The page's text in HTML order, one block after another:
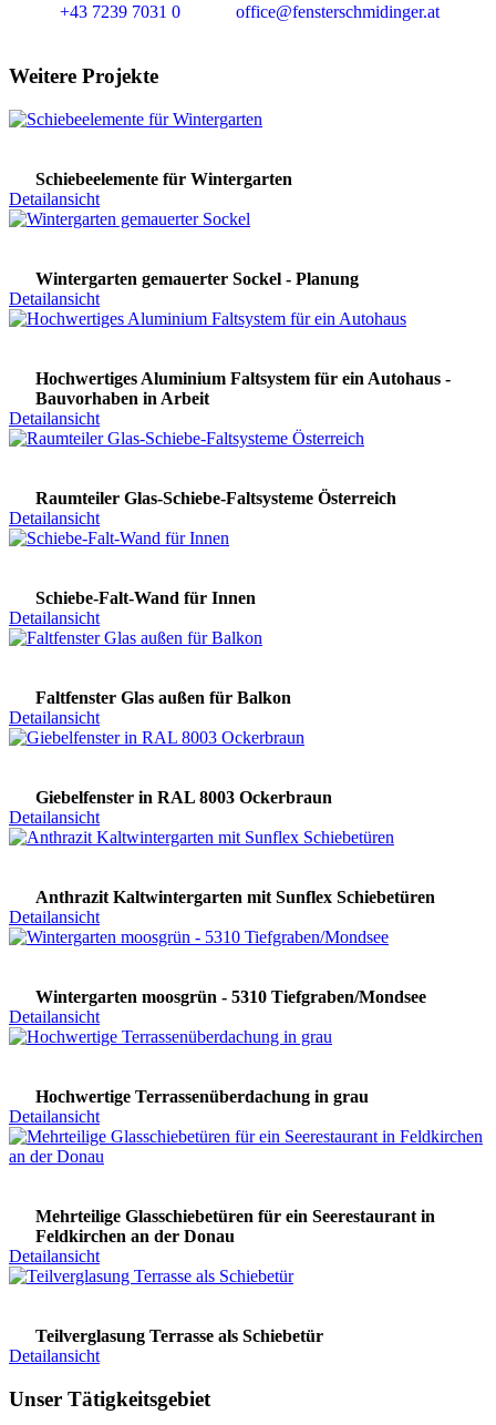
+43 7239 7031 0 office@fensterschmidinger.at
Weitere Projekte
Schiebeelemente für Wintergarten
Detailansicht
Wintergarten gemauerter Sockel - Planung
Detailansicht
Hochwertiges Aluminium Faltsystem für ein Autohaus -
Bauvorhaben in Arbeit
Detailansicht
Raumteiler Glas-Schiebe-Faltsysteme Österreich
Detailansicht
Schiebe-Falt-Wand für Innen
Detailansicht
Faltfenster Glas außen für Balkon
Detailansicht
Giebelfenster in RAL 8003 Ockerbraun
Detailansicht
Anthrazit Kaltwintergarten mit Sunflex Schiebetüren
Detailansicht
Wintergarten moosgrün - 5310 Tiefgraben/Mondsee
Detailansicht
Hochwertige Terrassenüberdachung in grau
Detailansicht
Mehrteilige Glasschiebetüren für ein Seerestaurant in
Feldkirchen an der Donau
Detailansicht
Teilverglasung Terrasse als Schiebetür
Detailansicht
Unser Tätigkeitsgebiet